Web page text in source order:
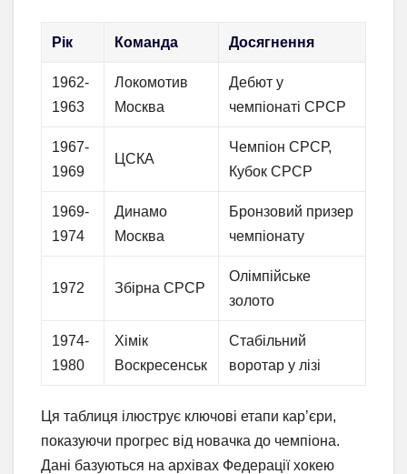
Рік Команда Досягнення
1962-
1963
Локомотив
Москва
Дебют у
чемпіонаті СРСР
1967-
1969
ЦСКА
Чемпіон СРСР,
Кубок СРСР
1969-
1974
Динамо
Москва
Бронзовий призер
чемпіонату
1972 Збірна СРСР
Олімпійське
золото
1974-
1980
Хімік
Воскресенськ
Стабільний
воротар у лізі
Ця таблиця ілюструє ключові етапи кар’єри,
показуючи прогрес від новачка до чемпіона.
Дані базуються на архівах Федерації хокею